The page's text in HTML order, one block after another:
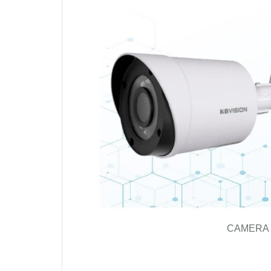
CAMERA